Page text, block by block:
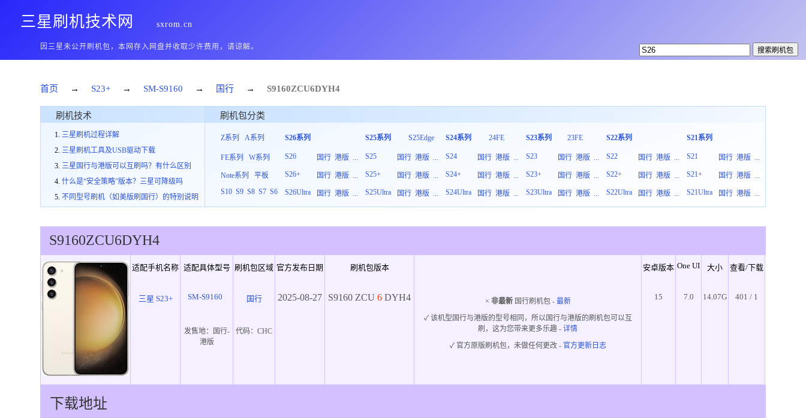
三星刷机技术网 sxrom.cn
因三星未公开刷机包，本网存入网盘并收取少许费用，请谅解。
首页 → S23+ → SM-S9160 → 国行 → S9160ZCU6DYH4
刷机技术
三星刷机过程详解
三星刷机工具及USB驱动下载
三星国行与港版可以互刷吗？有什么区别
什么是“安全策略”版本？三星可降级吗
不同型号刷机（如美版刷国行）的特别说明
刷机包分类
Z系列 A系列
FE系列 W系列
Note系列
平板
S10 S9 S8 S7 S6
S26系列
S26 国行 港版 ...
S26+
国行 港版 ...
S26Ultra
国行 港版 ...
S25系列 S25Edge
S25 国行 港版 ...
S25+
国行 港版 ...
S25Ultra
国行 港版 ...
S24系列 24FE
S24 国行 港版 ...
S24+
国行 港版 ...
S24Ultra
国行 港版 ...
S23系列 23FE
S23 国行 港版 ...
S23+
国行 港版 ...
S23Ultra
国行 港版 ...
S22系列
S22 国行 港版 ...
S22+
国行 港版 ...
S22Ultra
国行 港版 ...
S21系列
S21 国行 港版 ...
S21+
国行 港版 ...
S21Ultra
国行 港版 ...
S9160ZCU6DYH4
适配手机名称 适配具体型号 刷机包区域 官方发布日期 刷机包版本 安卓版本 One UI 大小 查看/下载
三星 S23+ SM-S9160 国行 2025-08-27 S9160 ZCU 6 DYH4 × 非最新国行刷机包 - 最新
✓ 该机型国行与港版的型号相同，所以国行与港版的刷机包可以互
刷，这为您带来更多乐趣 -详情
✓ 官方原版刷机包，未做任何更改 - 官方更新日志
15 7.0 14.07G 401 / 1
发售地：
国行-
港版
代码：CHC
下载地址